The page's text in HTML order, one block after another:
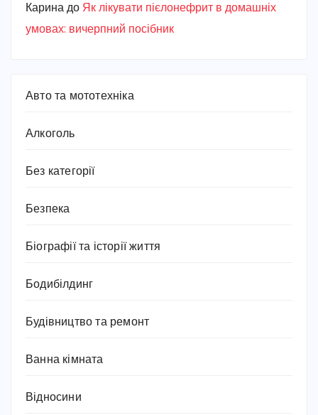
Карина до Як лікувати пієлонефрит в домашніх
умовах: вичерпний посібник
Авто та мототехніка
Алкоголь
Без категорії
Безпека
Біографії та історії життя
Бодибілдинг
Будівництво та ремонт
Ванна кімната
Відносини